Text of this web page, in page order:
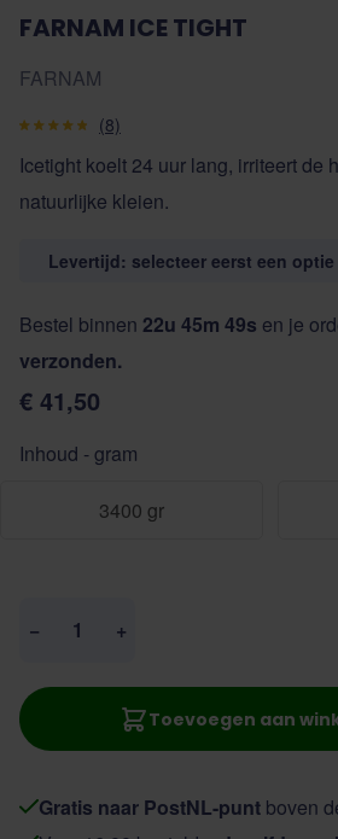
FARNAM ICE TIGHT
FARNAM
(8)
Icetight koelt 24 uur lang, irriteert de
natuurlijke kleien.
Levertijd: selecteer eerst een optie
Bestel binnen 22u 45m 49s en je
verzonden.
€ 41,50
Inhoud - gram
3400 gr
− +
Toevoegen aan
Gratis naar PostNL-punt boven